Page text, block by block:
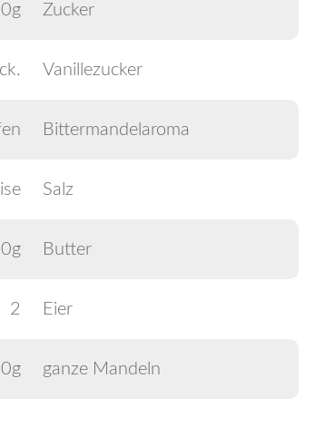
Zucker
Vanillezucker
Bittermandelaroma
Salz
Butter
2 Eier
ganze Mandeln